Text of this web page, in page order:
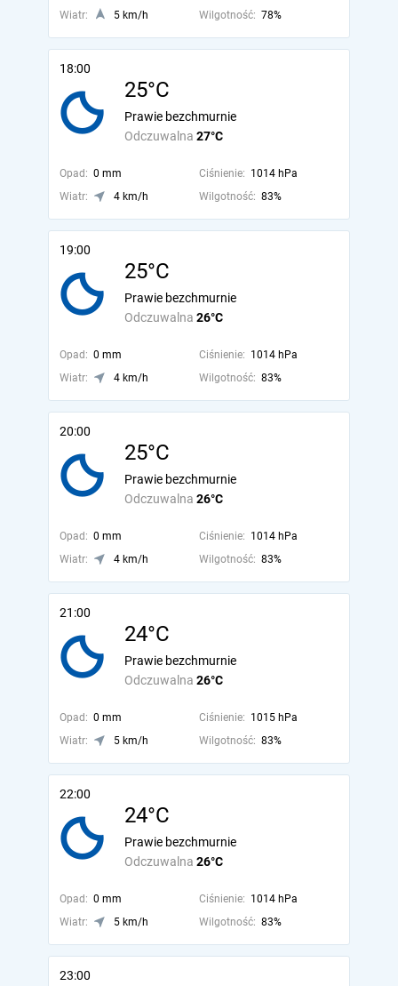
Wiatr:
5 km/h Wilgotność: 78%
18:00
25°C
Odczuwalna 27°C
Prawie bezchmurnie
Opad: 0 mm Ciśnienie: 1014 hPa
Wiatr:
4 km/h Wilgotność: 83%
19:00
25°C
Odczuwalna 26°C
Prawie bezchmurnie
Opad: 0 mm Ciśnienie: 1014 hPa
Wiatr:
4 km/h Wilgotność: 83%
20:00
25°C
Odczuwalna 26°C
Prawie bezchmurnie
Opad: 0 mm Ciśnienie: 1014 hPa
Wiatr:
4 km/h Wilgotność: 83%
21:00
24°C
Odczuwalna 26°C
Prawie bezchmurnie
Opad: 0 mm Ciśnienie: 1015 hPa
Wiatr:
5 km/h Wilgotność: 83%
22:00
24°C
Odczuwalna 26°C
Prawie bezchmurnie
Opad: 0 mm Ciśnienie: 1014 hPa
Wiatr:
5 km/h Wilgotność: 83%
23:00